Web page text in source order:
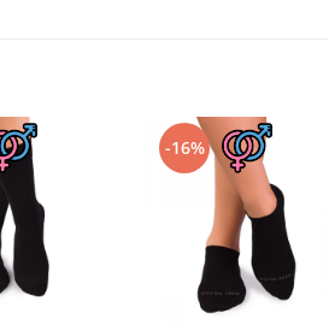
-16%